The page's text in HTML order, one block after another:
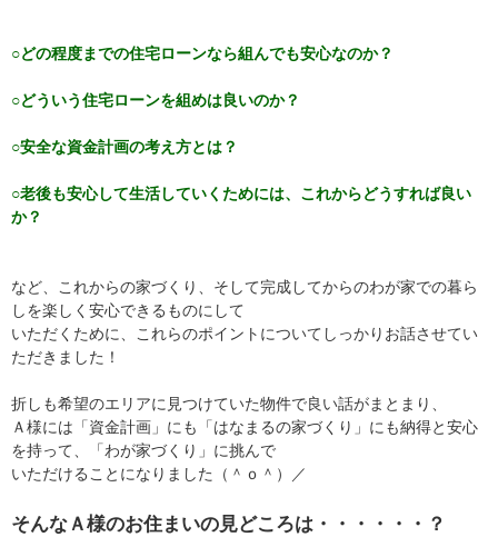
○どの程度までの住宅ローンなら組んでも安心なのか？
○どういう住宅ローンを組めは良いのか？
○安全な資金計画の考え方とは？
○老後も安心して生活していくためには、これからどうすれば良い
か？
など、これからの家づくり、そして完成してからのわが家での暮ら
しを楽しく安心できるものにして
いただくために、これらのポイントについてしっかりお話させてい
ただきました！
折しも希望のエリアに見つけていた物件で良い話がまとまり、
Ａ様には「資金計画」にも「はなまるの家づくり」にも納得と安心
を持って、「わが家づくり」に挑んで
いただけることになりました（＾ｏ＾）／
そんなＡ様のお住まいの見どころは・・・・・・？